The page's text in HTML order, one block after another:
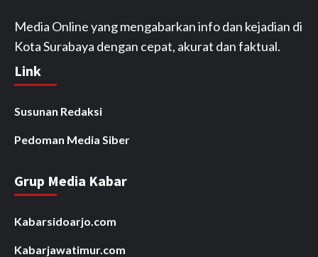
Media Online yang mengabarkan info dan kejadian di
Kota Surabaya dengan cepat, akurat dan faktual.
Link
Susunan Redaksi
Pedoman Media Siber
Grup Media Kabar
Kabarsidoarjo.com
Kabarjawatimur.com